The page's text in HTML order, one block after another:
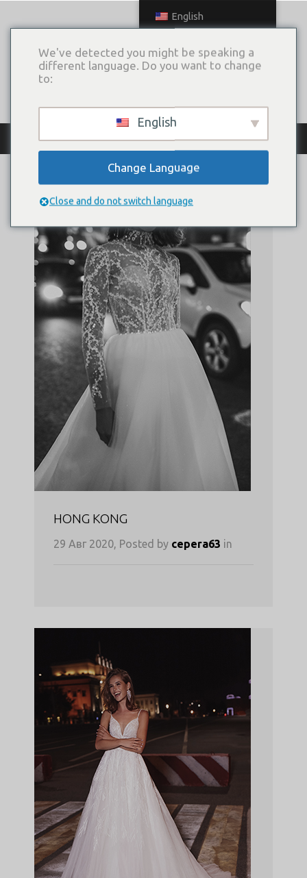
Archive
HONG KONG
29 Авг 2020, Posted by cepera63 in
English
We've detected you might be speaking a
different language. Do you want to change
to:
English
Change Language
Close and do not switch language